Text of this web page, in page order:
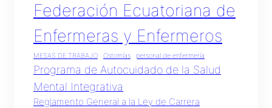
Federación Ecuatoriana de
Enfermeras y Enfermeros
MESAS DE TRABAJO Ostomías personal de enfermería
Programa de Autocuidado de la Salud
Mental Integrativa
Reglamento General a la Ley de Carrera